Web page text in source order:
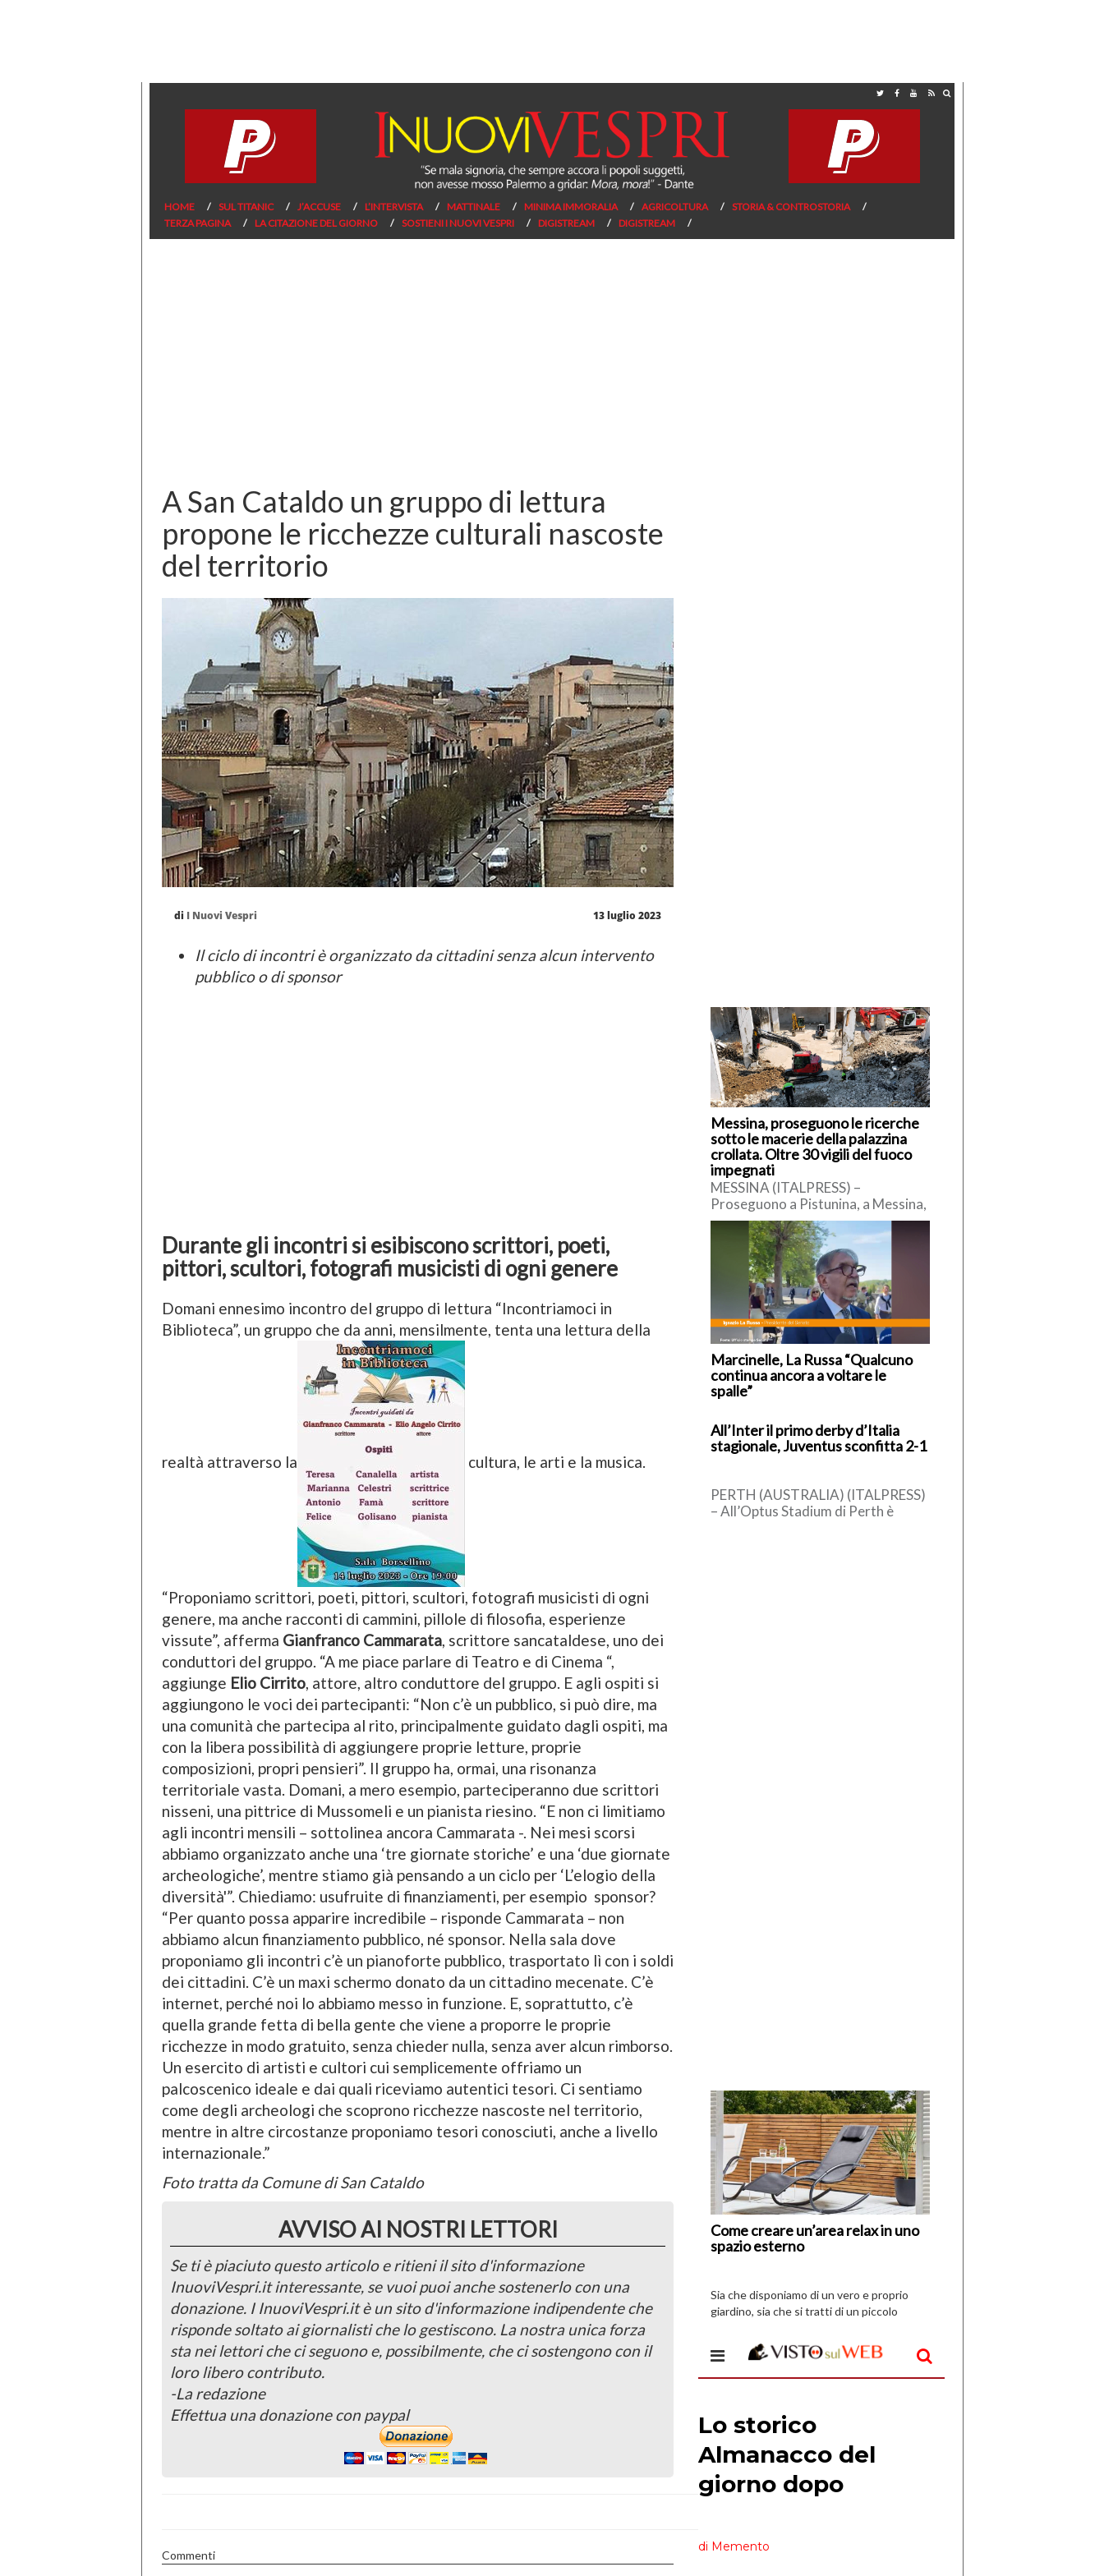
HOME SUL TITANIC J’ACCUSE L’INTERVISTA MATTINALE MINIMA IMMORALIA AGRICOLTURA
STORIA & CONTROSTORIA
TERZA PAGINA
LA CITAZIONE DEL GIORNO SOSTIENI I NUOVI VESPRI DIGISTREAM DIGISTREAM
A San Cataldo un gruppo di lettura
propone le ricchezze culturali nascoste
del territorio
di I Nuovi Vespri 13 luglio 2023
Il ciclo di incontri è organizzato da cittadini senza alcun intervento
pubblico o di sponsor
Durante gli incontri si esibiscono scrittori, poeti,
pittori, scultori, fotografi musicisti di ogni genere
Domani ennesimo incontro del gruppo di lettura “Incontriamoci in
Biblioteca”, un gruppo che da anni, mensilmente, tenta una lettura della
realtà attraverso la cultura, le arti e la musica.
“Proponiamo scrittori, poeti, pittori, scultori, fotografi musicisti di ogni
genere, ma anche racconti di cammini, pillole di filosofia, esperienze
vissute”, afferma Gianfranco Cammarata, scrittore sancataldese, uno dei
conduttori del gruppo. “A me piace parlare di Teatro e di Cinema “,
aggiunge Elio Cirrito, attore, altro conduttore del gruppo. E agli ospiti si
aggiungono le voci dei partecipanti: “Non c’è un pubblico, si può dire, ma
una comunità che partecipa al rito, principalmente guidato dagli ospiti, ma
con la libera possibilità di aggiungere proprie letture, proprie
composizioni, propri pensieri”. Il gruppo ha, ormai, una risonanza
territoriale vasta. Domani, a mero esempio, parteciperanno due scrittori
nisseni, una pittrice di Mussomeli e un pianista riesino. “E non ci limitiamo
agli incontri mensili – sottolinea ancora Cammarata -. Nei mesi scorsi
abbiamo organizzato anche una ‘tre giornate storiche’ e una ‘due giornate
archeologiche’, mentre stiamo già pensando a un ciclo per ‘L’elogio della
diversità'”. Chiediamo: usufruite di finanziamenti, per esempio sponsor?
“Per quanto possa apparire incredibile – risponde Cammarata – non
abbiamo alcun finanziamento pubblico, né sponsor. Nella sala dove
proponiamo gli incontri c’è un pianoforte pubblico, trasportato lì con i soldi
dei cittadini. C’è un maxi schermo donato da un cittadino mecenate. C’è
internet, perché noi lo abbiamo messo in funzione. E, soprattutto, c’è
quella grande fetta di bella gente che viene a proporre le proprie
ricchezze in modo gratuito, senza chieder nulla, senza aver alcun rimborso.
Un esercito di artisti e cultori cui semplicemente offriamo un
palcoscenico ideale e dai quali riceviamo autentici tesori. Ci sentiamo
come degli archeologi che scoprono ricchezze nascoste nel territorio,
mentre in altre circostanze proponiamo tesori conosciuti, anche a livello
internazionale.”
Foto tratta da Comune di San Cataldo
AVVISO AI NOSTRI LETTORI
Se ti è piaciuto questo articolo e ritieni il sito d'informazione
InuoviVespri.it interessante, se vuoi puoi anche sostenerlo con una
donazione. I InuoviVespri.it è un sito d'informazione indipendente che
risponde soltato ai giornalisti che lo gestiscono. La nostra unica forza
sta nei lettori che ci seguono e, possibilmente, che ci sostengono con il
loro libero contributo.
-La redazione
Effettua una donazione con paypal
Commenti
Messina, proseguono le ricerche
sotto le macerie della palazzina
crollata. Oltre 30 vigili del fuoco
impegnati
MESSINA (ITALPRESS) –
Proseguono a Pistunina, a Messina,
le attività di ricerca delle persone
disperse sotto le macerie dopo il
Marcinelle, La Russa “Qualcuno
continua ancora a voltare le
spalle”
All’Inter il primo derby d’Italia
stagionale, Juventus sconfitta 2-1
PERTH (AUSTRALIA) (ITALPRESS)
– All’Optus Stadium di Perth è
Come creare un’area relax in uno
spazio esterno
di
I
Vespri
Sia che disponiamo di un vero e proprio
giardino, sia che si tratti di un piccolo